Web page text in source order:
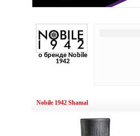
о бренде Nobile
1942
Nobile 1942 Shamal